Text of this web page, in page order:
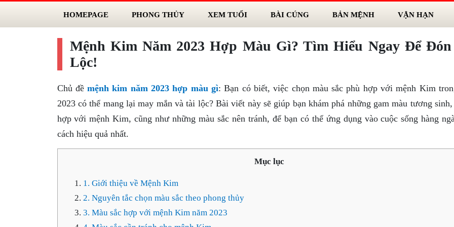
HOMEPAGE PHONG THỦY XEM TUỔI BÀI CÚNG BẢN MỆNH VẬN HẠN
Mệnh Kim Năm 2023 Hợp Màu Gì? Tìm Hiểu Ngay Để
Lộc!
Chủ đềmệnh kim năm 2023 hợp màu gì: Bạn có biết, việc chọn màu sắc phù hợp với mệnh Kim
2023 có thể mang lại may mắn và tài lộc? Bài viết này sẽ giúp bạn khám phá những gam màu tương
hợp với mệnh Kim, cũng như những màu sắc nên tránh, để bạn có thể ứng dụng vào cuộc sống hàng
cách hiệu quả nhất.
Mục lục
1. Giới thiệu về Mệnh Kim
2. Nguyên tắc chọn màu sắc theo phong thủy
3. Màu sắc hợp với mệnh Kim năm 2023